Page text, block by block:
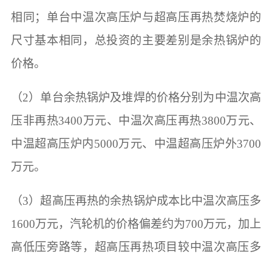
相同；单台中温次高压炉与超高压再热焚烧炉的
尺寸基本相同，总投资的主要差别是余热锅炉的
价格。
（2）单台余热锅炉及堆焊的价格分别为中温次高
压非再热3400万元、中温次高压再热3800万元、
中温超高压炉内5000万元、中温超高压炉外3700
万元。
（3）超高压再热的余热锅炉成本比中温次高压多
1600万元，汽轮机的价格偏差约为700万元，加上
高低压旁路等，超高压再热项目较中温次高压多